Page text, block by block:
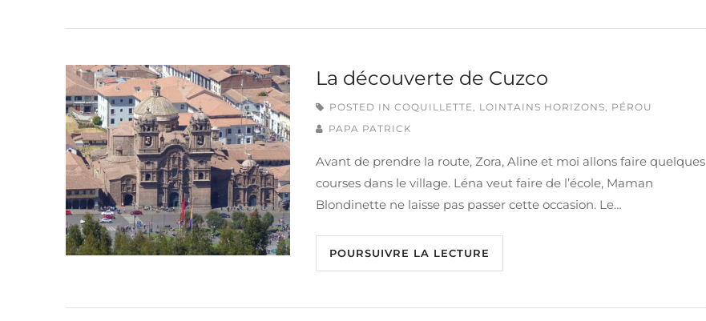
La découverte de Cuzco
POSTED IN COQUILLETTE, LOINTAINS HORIZONS, PÉROU
PAPA PATRICK
Avant de prendre la route, Zora, Aline et moi allons faire quelques
courses dans le village. Léna veut faire de l’école, Maman
Blondinette ne laisse pas passer cette occasion. Le…
POURSUIVRE LA LECTURE